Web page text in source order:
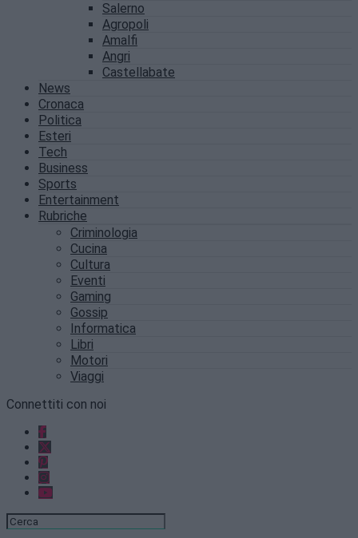
Salerno
Agropoli
Amalfi
Angri
Castellabate
News
Cronaca
Politica
Esteri
Tech
Business
Sports
Entertainment
Rubriche
Criminologia
Cucina
Cultura
Eventi
Gaming
Gossip
Informatica
Libri
Motori
Viaggi
Connettiti con noi